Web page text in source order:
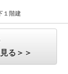
１階建
る＞＞